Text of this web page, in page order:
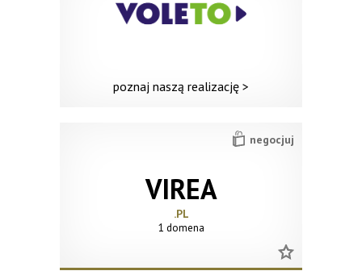
poznaj naszą realizację >
VIREA
.PL
negocjuj
1 domena